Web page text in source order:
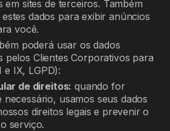
em sites de terceiros. Também
dados para exibir anúncios
você.
poderá usar os dados
pelos Clientes Corporativos para
e IX, LGPD):
de direitos: quando for
necessário, usamos seus dados
direitos legais e prevenir o
serviço.